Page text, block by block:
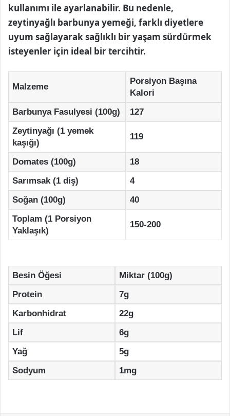
kullanımı ile ayarlanabilir. Bu nedenle,
zeytinyağlı barbunya yemeği, farklı diyetlere
uyum sağlayarak sağlıklı bir yaşam sürdürmek
isteyenler için ideal bir tercihtir.
Malzeme
Porsiyon Başına
Kalori
Barbunya Fasulyesi (100g)
127
Zeytinyağı (1 yemek
kaşığı)
119
Domates (100g)
18
Sarımsak (1 diş)
4
Soğan (100g)
40
Toplam (1 Porsiyon
Yaklaşık)
150-200
Besin Öğesi
Miktar (100g)
Protein
7g
Karbonhidrat
22g
Lif
6g
Yağ
5g
Sodyum
1mg